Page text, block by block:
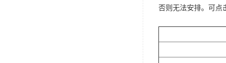
否则无法安排。可点